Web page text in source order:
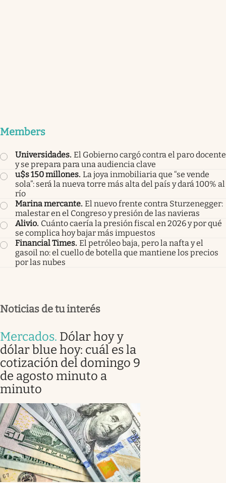
Members
Universidades. El Gobierno cargó contra el paro docente
y se prepara para una audiencia clave
u$s 150 millones. La joya inmobiliaria que “se vende
sola”: será la nueva torre más alta del país y dará 100% al
río
Marina mercante. El nuevo frente contra Sturzenegger:
malestar en el Congreso y presión de las navieras
Alivio. Cuánto caería la presión fiscal en 2026 y por qué
se complica hoy bajar más impuestos
Financial Times. El petróleo baja, pero la nafta y el
gasoil no: el cuello de botella que mantiene los precios
por las nubes
Noticias de tu interés
Mercados. Dólar hoy y
dólar blue hoy: cuál es la
cotización del domingo 9
de agosto minuto a
minuto